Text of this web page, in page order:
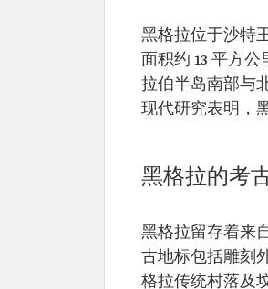
黑格拉位于沙特
面积约 13 平方
拉伯半岛南部与
现代研究表明，
黑格拉的考
黑格拉留存着来
古地标包括雕刻
格拉传统村落及